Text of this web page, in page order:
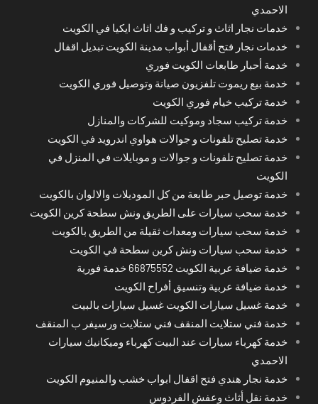
الاحمدي
خدمات نجار اثاث و تركيب و فك اثاث ايكيا في الكويت
خدمات نجار فتح أقفال أبواب مدينة الكويت تبديل اقفال
خدمة أحبار طابعات الكويت فوري
خدمة بيع ريموت تلفزيون صيانة وتوصيل فوري الكويت
خدمة تركيب خيام فوري الكويت
خدمة تركيب سجاد وموكيت للشركات والمنازل
خدمة تصليح تلفونات و جوالات هواوي اندرويد في الكويت
خدمة تصليح تلفونات و جوالات و موبايلات في المنزل في
الكويت
خدمة توصيل حبر طابعة من كل الموديلات والالوان بالكويت
خدمة سحب سيارات على الطريق ونش سطحة كرين الكويت
خدمة سحب سيارات ومعدات ثقيلة من الطريق بالكويت
خدمة سحب سيارات ونش كرين سطحة في الكويت
خدمة ضيافة عربية الكويت 66875552 خدمة فورية
خدمة ضيافة عربية وتنسيق أفراح الكويت
خدمة غسيل سيارات الكويت غسيل سيارات بالبيت
خدمة فني ستلايت المنقف فني ستلايت ورسيفر ب المنقف
خدمة كهرباء سيارات عند البيت كهرباء وميكانيك سيارات
الاحمدي
خدمة نجار هندي فتح اقفال ابواب خشب والمنيوم الكويت
خدمة نقل أثاث وعفش الفردوس